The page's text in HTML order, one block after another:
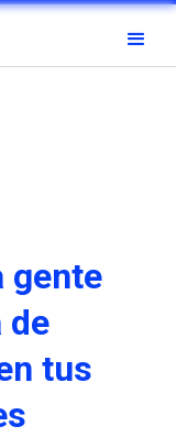
gente
de
tus